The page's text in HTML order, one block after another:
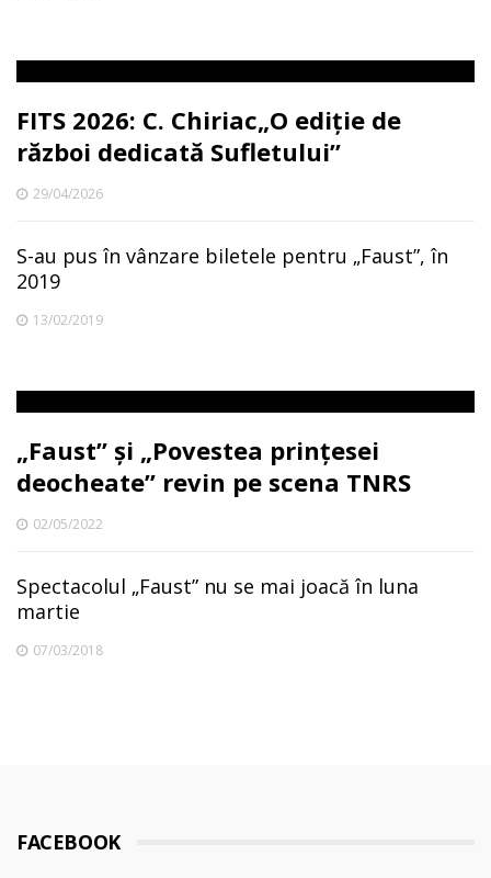
FITS 2026: C. Chiriac„O ediție de
război dedicată Sufletului”
29/04/2026
S-au pus în vânzare biletele pentru „Faust”, în
2019
13/02/2019
„Faust” și „Povestea prințesei
deocheate” revin pe scena TNRS
02/05/2022
Spectacolul „Faust” nu se mai joacă în luna
martie
07/03/2018
FACEBOOK